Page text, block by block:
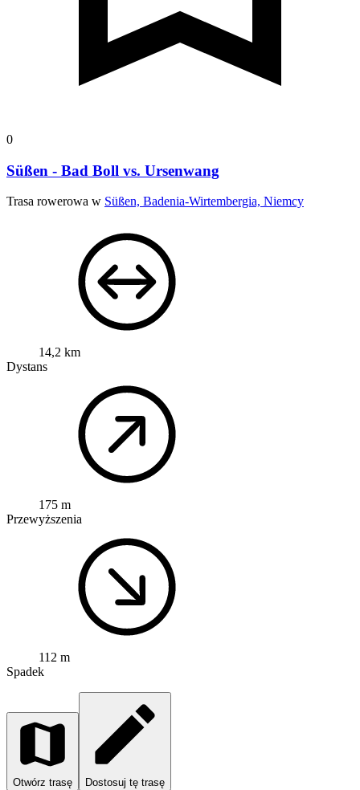
0
Süßen - Bad Boll vs. Ursenwang
Trasa rowerowa w Süßen, Badenia-Wirtembergia, Niemcy
14,2 km
Dystans
175 m
Przewyższenia
112 m
Spadek
Otwórz trasę Dostosuj tę trasę